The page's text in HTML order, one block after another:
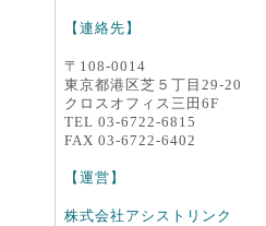
【連絡先】
〒108-0014
東京都港区芝５丁目29-20
クロスオフィス三田6F
TEL 03-6722-6815
FAX 03-6722-6402
【運営】
株式会社アシストリンク